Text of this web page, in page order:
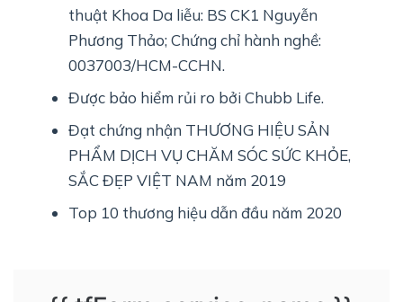
thuật Khoa Da liễu: BS CK1 Nguyễn
Phương Thảo; Chứng chỉ hành nghề:
0037003/HCM-CCHN.
Được bảo hiểm rủi ro bởi Chubb Life.
Đạt chứng nhận THƯƠNG HIỆU SẢN
PHẨM DỊCH VỤ CHĂM SÓC SỨC KHỎE,
SẮC ĐẸP VIỆT NAM năm 2019
Top 10 thương hiệu dẫn đầu năm 2020